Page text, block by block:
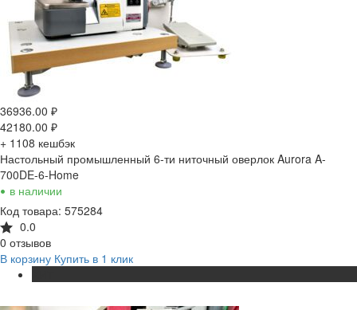
36936.00 ₽
42180.00 ₽
+ 1108 кешбэк
Настольный промышленный 6-ти ниточный оверлок Aurora A-
700DE-6-Home
• в наличии
Код товара: 575284
0.0
0 отзывов
В корзину Купить в 1 клик